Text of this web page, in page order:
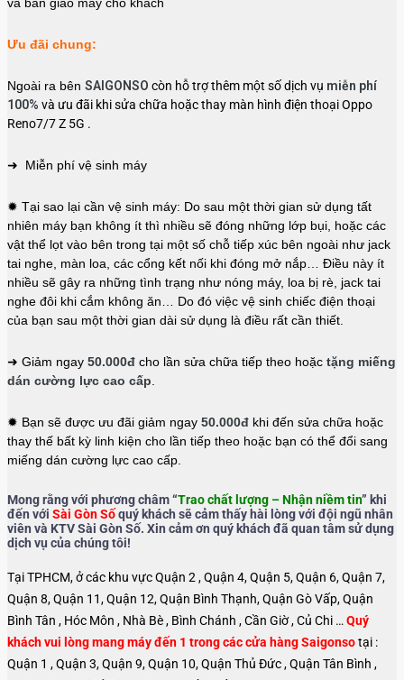
Ưu đãi chung:
Ngoài ra bên SAIGONSO còn hỗ trợ thêm một số dịch vụ miễn phí
100% và ưu đãi khi sửa chữa hoặc thay màn hình điện thoại Oppo
Reno7/7 Z 5G .
➜ Miễn phí vệ sinh máy
✹ Tại sao lại cần vệ sinh máy: Do sau một thời gian sử dụng tất
nhiên máy bạn không ít thì nhiều sẽ đóng những lớp bụi, hoặc các
vật thể lọt vào bên trong tại một số chỗ tiếp xúc bên ngoài như jack
tai nghe, màn loa, các cổng kết nối khi đóng mở nắp… Điều này ít
nhiều sẽ gây ra những tình trạng như nóng máy, loa bị rè, jack tai
nghe đôi khi cắm không ăn… Do đó việc vệ sinh chiếc điện thoại
của bạn sau một thời gian dài sử dụng là điều rất cần thiết.
➜ Giảm ngay 50.000đ cho lần sửa chữa tiếp theo hoặc tặng miếng
dán cường lực cao cấp
✹ Bạn sẽ được ưu đãi giảm ngay 50.000đ khi đến sửa chữa hoặc
thay thế bất kỳ linh kiện cho lần tiếp theo hoặc bạn có thể đổi sang
miếng dán cường lực cao cấp.
Mong rằng với phương châm “Trao chất lượng – Nhận niềm tin” khi
đến với Sài Gòn Sốquý khách sẽ cảm thấy hài lòng với đội ngũ nhân
viên và KTV Sài Gòn Số. Xin cảm ơn quý khách đã quan tâm sử dụng
dịch vụ của chúng tôi!
Tại TPHCM, ở các khu vực Quận 2 , Quận 4, Quận 5, Quận 6, Quận 7,
Quận 8, Quận 11, Quận 12, Quận Bình Thạnh, Quận Gò Vấp, Quận
Bình Tân , Hóc Môn , Nhà Bè , Bình Chánh , Cần Giờ , Củ Chi …Quý
khách vui lòng mang máy đến 1 trong các cửa hàng Saigonsotại :
Quận 1 , Quận 3, Quận 9, Quận 10, Quận Thủ Đức , Quận Tân Bình ,